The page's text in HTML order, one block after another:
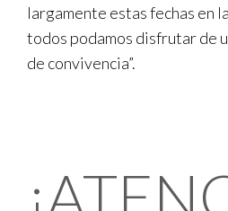
largamente estas fechas en
todos podamos disfrutar de
de convivencia”.